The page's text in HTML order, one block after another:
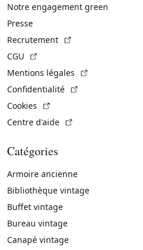
Notre engagement green
Presse
Recrutement
CGU
Mentions légales
Confidentialité
Cookies
Centre d'aide
Catégories
Armoire ancienne
Bibliothèque vintage
Buffet vintage
Bureau vintage
Canapé vintage